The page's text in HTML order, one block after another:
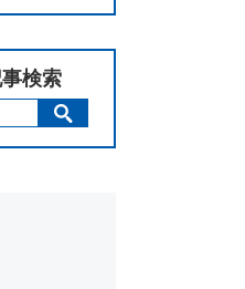
検索